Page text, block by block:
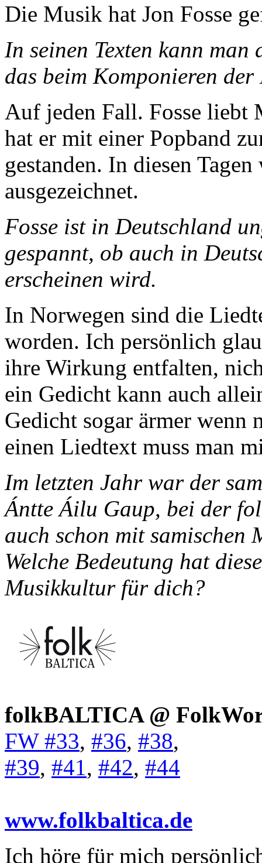
Die Musik hat Jon Fosse
In seinen Texten kann
das beim Komponieren
Auf jeden Fall. Fosse liebt
hat er mit einer Popband
gestanden. In diesen
ausgezeichnet.
Fosse ist in Deutschland
gespannt, ob auch in
erscheinen wird.
In Norwegen sind die
worden. Ich persönlich
ihre Wirkung entfalten,
ein Gedicht kann auch
Gedicht sogar ärmer wenn
einen Liedtext muss man
Im letzten Jahr war der
Ántte Áilu Gaup, bei der
auch schon mit samischen
Welche Bedeutung hat
Musikkultur für dich?
folkBALTICA @
FW #33, #36, #38,
#39, #41, #42, #44
www.folkbaltica.de
Ich höre für mich